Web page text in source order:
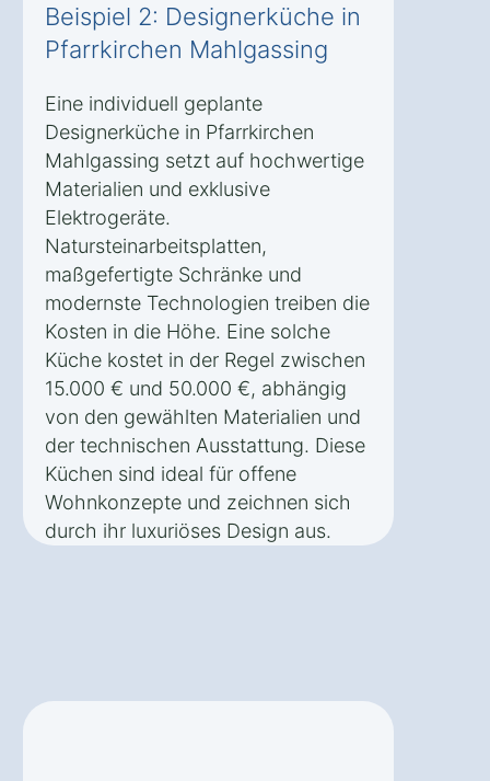
Beispiel 2: Designerküche in
Pfarrkirchen Mahlgassing
Eine individuell geplante
Designerküche in Pfarrkirchen
Mahlgassing setzt auf hochwertige
Materialien und exklusive
Elektrogeräte.
Natursteinarbeitsplatten,
maßgefertigte Schränke und
modernste Technologien treiben die
Kosten in die Höhe. Eine solche
Küche kostet in der Regel zwischen
15.000 € und 50.000 €, abhängig
von den gewählten Materialien und
der technischen Ausstattung. Diese
Küchen sind ideal für offene
Wohnkonzepte und zeichnen sich
durch ihr luxuriöses Design aus.